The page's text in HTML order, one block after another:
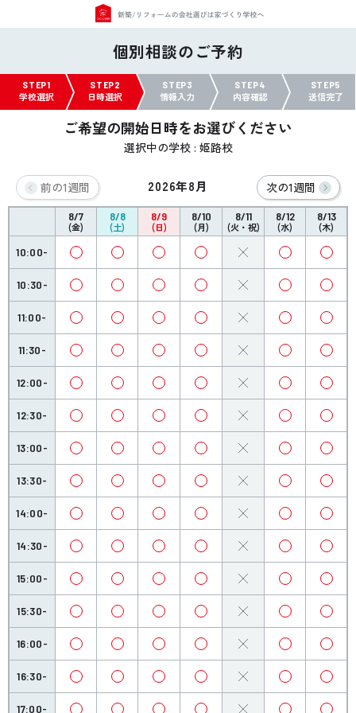
個別相談のご予約
STEP1
学校選択
STEP2
日時選択
STEP3
情報入力
STEP4
内容確認
STEP5
送信完了
ご希望の開始日時をお選びください
選択中の学校 : 姫路校
前の1週間 2026年8月 次の1週間
8/7
(金)
8/8
(土)
8/9
(日)
8/10
(月)
8/11
(火・祝)
8/12
(水)
8/13
(木)
10:00-
10:30-
11:00-
11:30-
12:00-
12:30-
13:00-
13:30-
14:00-
14:30-
15:00-
15:30-
16:00-
16:30-
17:00-